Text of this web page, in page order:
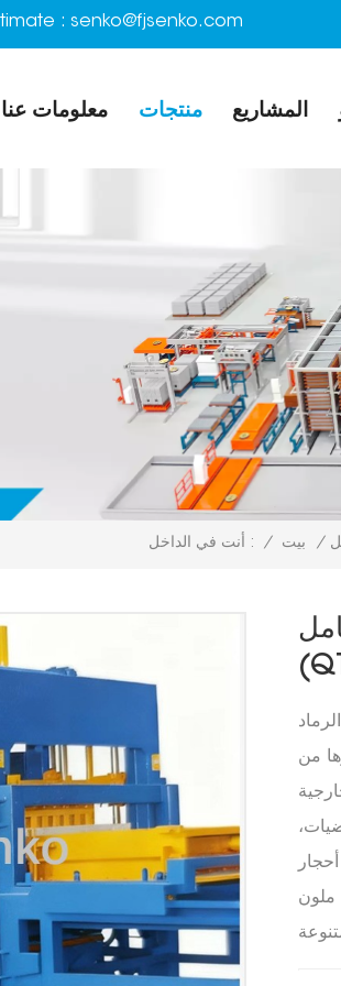
: senko@fjsenko.com
معلومات عنا منتجات المشاريع
أنت في الداخل : / بيت /
من
ملون